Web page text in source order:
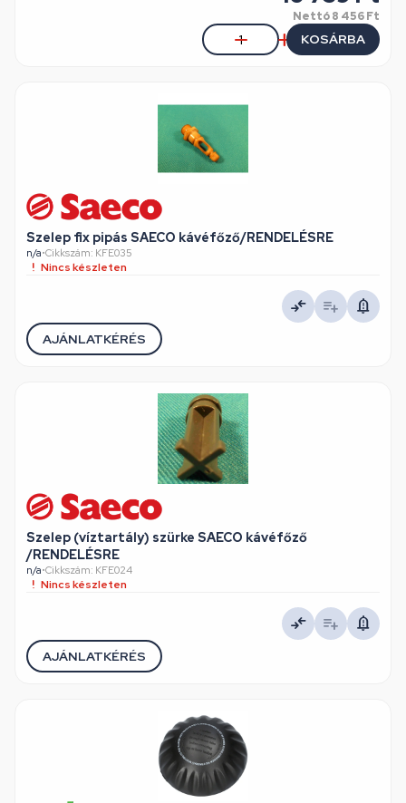
Nettó8 456 Ft
KOSÁRBA
Szelep fix pipás SAECO kávéfőző/RENDELÉSRE
n/a•Cikkszám: KFE035
Nincs készleten
AJÁNLATKÉRÉS
Szelep (víztartály) szürke SAECO kávéfőző
/RENDELÉSRE
n/a•Cikkszám: KFE024
Nincs készleten
AJÁNLATKÉRÉS